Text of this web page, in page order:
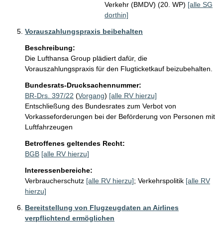
Verkehr (BMDV) (20. WP) [alle SG
dorthin]
Vorauszahlungspraxis beibehalten
Beschreibung:
Die Lufthansa Group plädiert dafür, die
Vorauszahlungspraxis für den Flugticketkauf beizubehalten.
Bundesrats-Drucksachennummer:
BR-Drs. 397/22 (Vorgang) [alle RV hierzu]
Entschließung des Bundesrates zum Verbot von
Vorkasseforderungen bei der Beförderung von Personen mit
Luftfahrzeugen
Betroffenes geltendes Recht:
BGB [alle RV hierzu]
Interessenbereiche:
Verbraucherschutz [alle RV hierzu]; Verkehrspolitik [alle RV
hierzu]
Bereitstellung von Flugzeugdaten an Airlines
verpflichtend ermöglichen